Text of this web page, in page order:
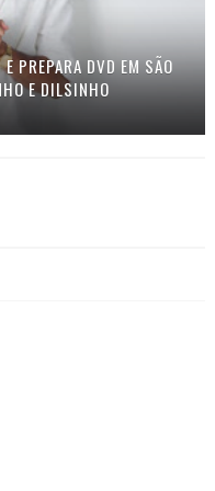
PREPARA DVD EM SÃO
E DILSINHO